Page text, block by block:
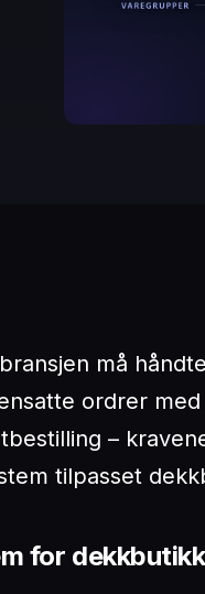
må
ordrer
–
tilpasset
for